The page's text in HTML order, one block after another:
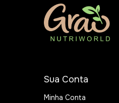
Sua Conta
Minha Conta